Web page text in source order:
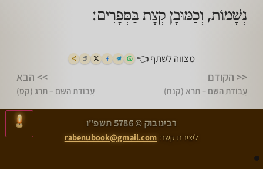
נְשָׁמוֹת, וְכַמּוּבָן קְצָת בַּסְּפָרִים:
מצווה לשתף 👈
<< הקודם
עֲבוֹדַת הַשֵּׁם – תרא (קנח)
>> הבא
עֲבוֹדַת הַשֵּׁם – תרג (קס)
עֲבוֹדַת הַשֵּׁם – תרא (קנח)
>
עֲבוֹדַת הַשֵּׁם – תרג (קס)
רבינובוק © 5786 תשפ"ו
ליצירת קשר: rabenubook@gmail.com